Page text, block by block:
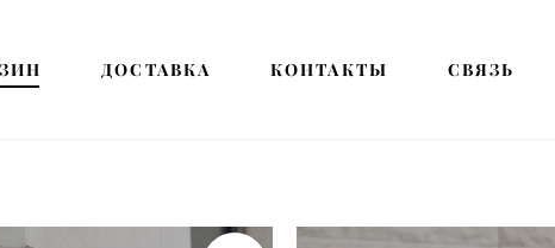
ДОСТАВКА КОНТАКТЫ СВЯЗЬ
ДОСТАВКА КОНТАКТЫ СВЯЗЬ